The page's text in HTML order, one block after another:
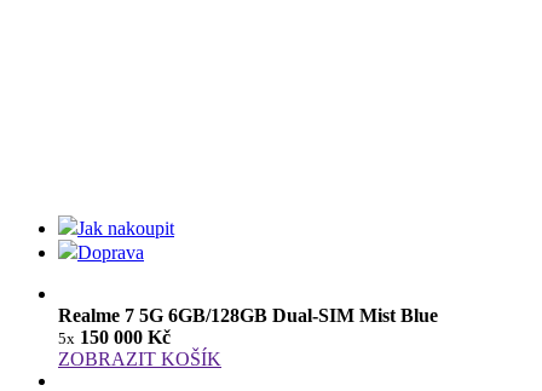
Jak nakoupit
Doprava
Realme 7 5G 6GB/128GB Dual-SIM Mist Blue
5x 150 000 Kč
ZOBRAZIT KOŠÍK